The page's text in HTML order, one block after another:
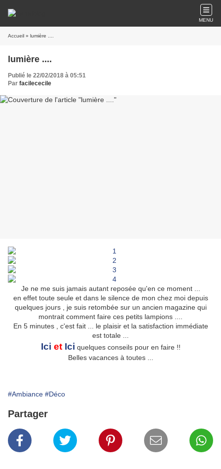
MENU
Accueil » lumière ....
lumière ....
Publié le 22/02/2018 à 05:51
Par facilececile
Je ne me suis jamais autant reposée qu'en ce moment ...
en effet toute seule et dans le silence de mon chez moi depuis
quelques jours , je suis retombée sur un ancien magazine qui
montrait comment faire ces petits lampions ....
En 5 minutes , c'est fait ... le plaisir et la satisfaction immédiate
est totale ...
Ici et Ici quelques conseils pour en faire !!
Belles vacances à toutes ...
#Ambiance #Déco
Partager